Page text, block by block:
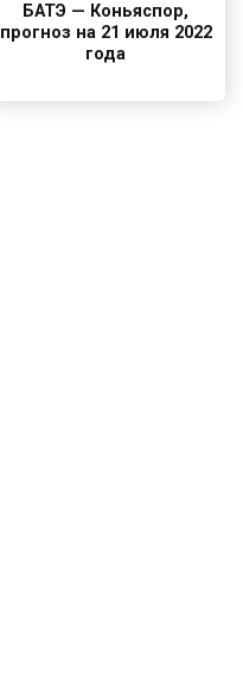
БАТЭ — Коньяспор,
прогноз на 21 июля 2022
года